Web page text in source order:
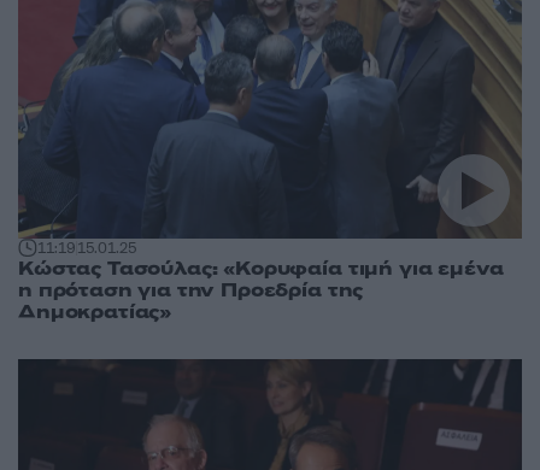
11:1915.01.25
Κώστας Τασούλας: «Κορυφαία τιμή για εμένα
η πρόταση για την Προεδρία της
Δημοκρατίας»